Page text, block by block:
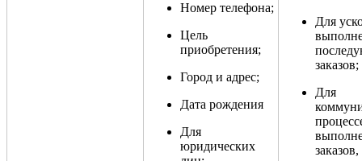
Номер телефона;
Цель
приобретения;
Город и адрес;
Дата рождения
Для
юридических
Для
заказов;
Для